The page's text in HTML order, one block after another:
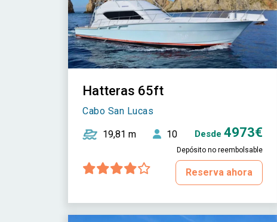
Hatteras 65ft
Cabo San Lucas
19,81 m 10 Desde 4973€
Depósito no reembolsable
Reserva ahora